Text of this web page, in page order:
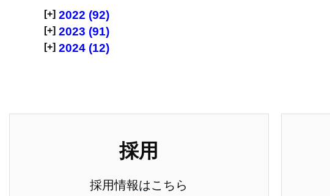
[+] 2022 (92)
[+] 2023 (91)
[+] 2024 (12)
採用
採用情報はこちら